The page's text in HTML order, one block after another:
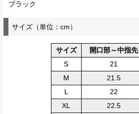
ブラック
サイズ（単位：cm）
サイズ 開口部～中指先
S
21
M
21.5
L
22
XL
22.5